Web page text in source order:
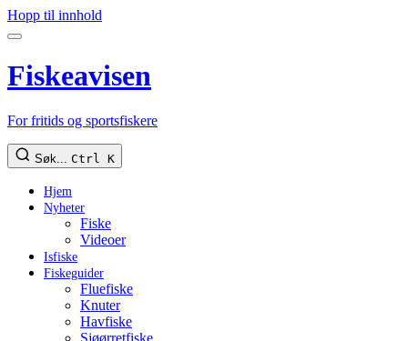
Hopp til innhold
Fiskeavisen
For fritids og sportsfiskere
Søk... Ctrl K
Hjem
Nyheter
Fiske
Videoer
Isfiske
Fiskeguider
Fluefiske
Knuter
Havfiske
Sjøørretfiske